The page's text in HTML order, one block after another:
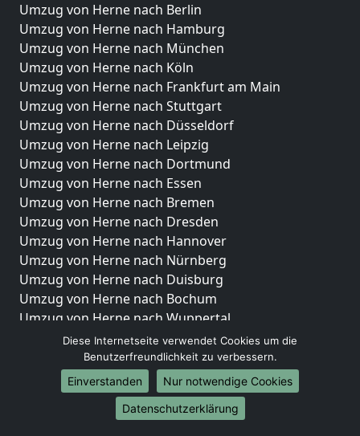
Umzug von Herne nach Berlin
Umzug von Herne nach Hamburg
Umzug von Herne nach München
Umzug von Herne nach Köln
Umzug von Herne nach Frankfurt am Main
Umzug von Herne nach Stuttgart
Umzug von Herne nach Düsseldorf
Umzug von Herne nach Leipzig
Umzug von Herne nach Dortmund
Umzug von Herne nach Essen
Umzug von Herne nach Bremen
Umzug von Herne nach Dresden
Umzug von Herne nach Hannover
Umzug von Herne nach Nürnberg
Umzug von Herne nach Duisburg
Umzug von Herne nach Bochum
Umzug von Herne nach Wuppertal
Umzug von Herne nach Bielefeld
Umzug von Herne nach Bonn
Umzug von Herne nach Münster
Internationale-Umzüge
Diese Internetseite verwendet Cookies um die
Benutzerfreundlichkeit zu verbessern.
Einverstanden
Nur notwendige Cookies
Datenschutzerklärung